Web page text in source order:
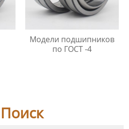
Модели подшипников
по ГОСТ -4
Поиск